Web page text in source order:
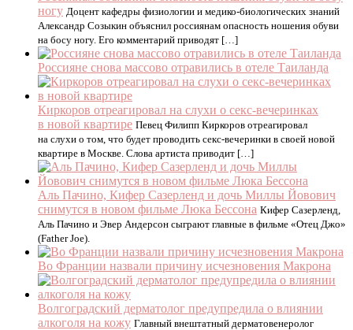
ногу Доцент кафедры физиологии и медико-биологических знаний
Александр Созыкин объяснил россиянам опасность ношения обуви
на босу ногу. Его комментарий приводят […]
Россияне снова массово отравились в отеле Таиланда
Киркоров отреагировал на слухи о секс-вечеринках
в новой квартире Певец Филипп Киркоров отреагировал
на слухи о том, что будет проводить секс-вечеринки в своей новой
квартире в Москве. Слова артиста приводит […]
Аль Пачино, Кифер Сазерленд и дочь Миллы Йовович
снимутся в новом фильме Люка Бессона Кифер Сазерленд,
Аль Пачино и Эвер Андерсон сыграют главные в фильме «Отец Джо»
(Father Joe).
Во Франции назвали причину исчезновения Макрона
Волгоградский дерматолог предупредила о влиянии
алкоголя на кожу Главный внештатный дерматовенеролог